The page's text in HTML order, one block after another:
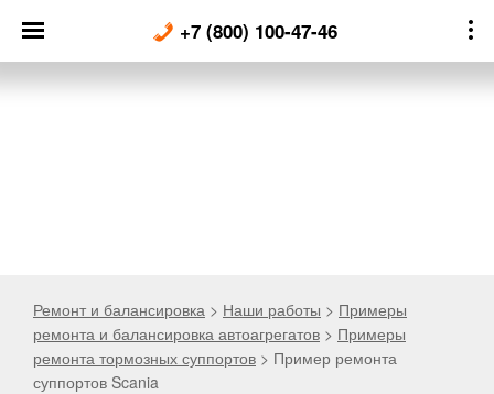
content
+7 (800) 100-47-46
Ремонт и балансировка > Наши работы > Примеры
ремонта и балансировка автоагрегатов > Примеры
ремонта тормозных суппортов > Пример ремонта
суппортов Scania